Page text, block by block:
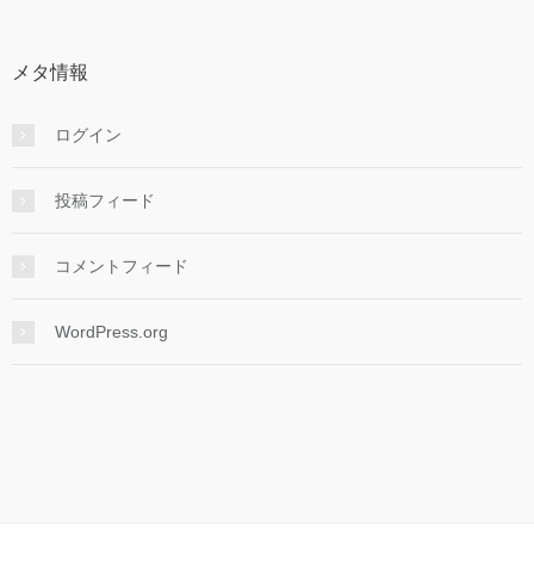
メタ情報
ログイン
投稿フィード
コメントフィード
WordPress.org